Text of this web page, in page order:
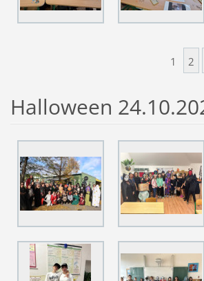
1 2
Halloween